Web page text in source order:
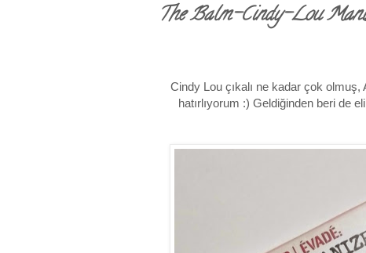
The Balm-Cindy-Lou
Cindy Lou çıkalı ne kadar çok
hatırlıyorum :) Geldiğinden beri de